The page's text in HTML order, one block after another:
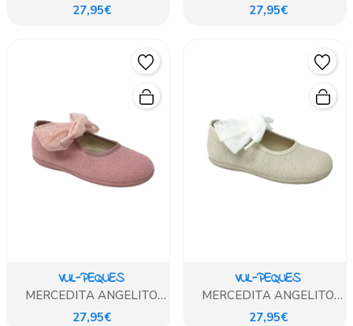
27,95€ 27,95€
VUL-PEQUES
MERCEDITA ANGELITO
LINO ROSA MAQUILLAJE
27,95€
VUL-PEQUES
MERCEDITA ANGELITO
LINO HIELO
27,95€